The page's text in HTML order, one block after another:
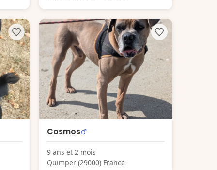
Cosmos
9 ans et 2 mois
Quimper (29000) France